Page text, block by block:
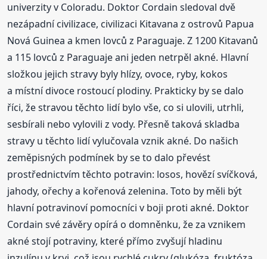
univerzity v Coloradu. Doktor Cordain sledoval dvě
nezápadní civilizace, civilizaci Kitavana z ostrovů Papua
Nová Guinea a kmen lovců z Paraguaje. Z 1200 Kitavanů
a 115 lovců z Paraguaje ani jeden netrpěl akné. Hlavní
složkou jejich stravy byly hlízy, ovoce, ryby, kokos
a místní divoce rostoucí plodiny. Prakticky by se dalo
říci, že stravou těchto lidí bylo vše, co si ulovili, utrhli,
sesbírali nebo vylovili z vody. Přesně taková skladba
stravy u těchto lidí vylučovala vznik akné. Do našich
zeměpisných podmínek by se to dalo převést
prostřednictvím těchto potravin: losos, hovězí svíčková,
jahody, ořechy a kořenová zelenina. Toto by měli být
hlavní potravinoví pomocníci v boji proti akné. Doktor
Cordain své závěry opírá o domněnku, že za vznikem
akné stojí potraviny, které přímo zvyšují hladinu